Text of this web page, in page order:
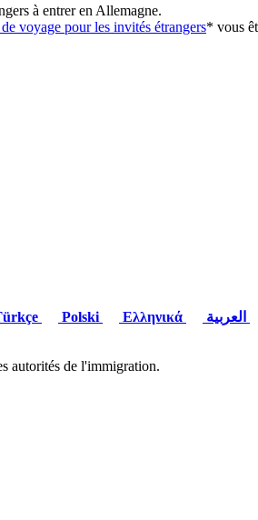
à entrer en Allemagne.
voyage pour les invités étrangers* vous
Polski Ελληνικά
autorités de l'immigration.